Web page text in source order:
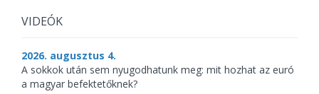
VIDEÓK
2026. augusztus 4.
A sokkok után sem nyugodhatunk meg: mit hozhat az euró
a magyar befektetőknek?